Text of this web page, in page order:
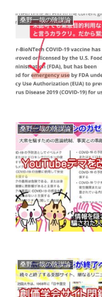
桑野一哉の陰謀論
桑野一哉の陰謀論
桑野一哉の陰謀論